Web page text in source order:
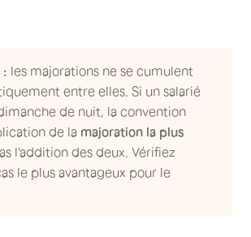
: les majorations ne se cumulent
entre elles. Si un salarié
de nuit, la convention
de la majoration la plus
l'addition des deux. Vérifiez
le plus avantageux pour le